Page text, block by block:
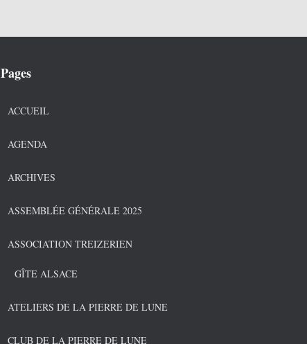
Pages
ACCUEIL
AGENDA
ARCHIVES
ASSEMBLÉE GÉNÉRALE 2025
ASSOCIATION TREIZERIEN
GÎTE ALSACE
ATELIERS DE LA PIERRE DE LUNE
CLUB DE LA PIERRE DE LUNE